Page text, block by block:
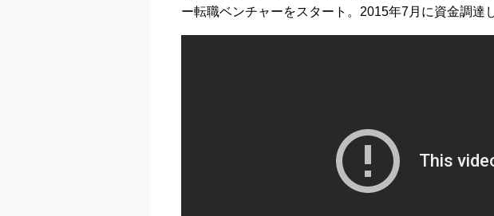
ー転職ベンチャーをスタート。2015年7月に資金調達